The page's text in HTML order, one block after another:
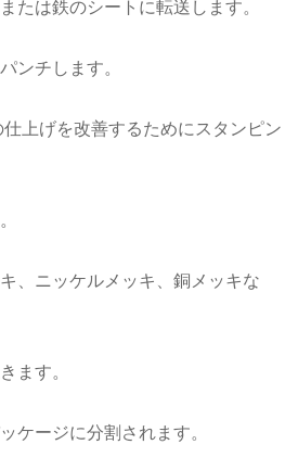
たは鉄のシートに転送します。
ンチします。
上げを改善するためにスタンピン
、ニッケルメッキ、銅メッキな
ます。
ケージに分割されます。